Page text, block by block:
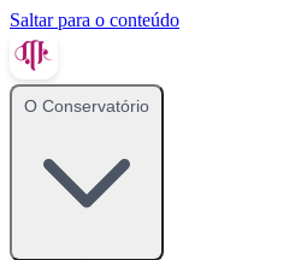
Saltar para o conteúdo
O Conservatório